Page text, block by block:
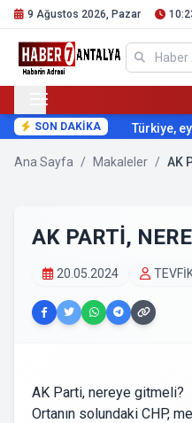
9 Ağustos 2026, Pazar
SON DAKİKA Türkiye,
Ana Sayfa / Makaleler / AK
AK PARTİ,
20.05.2024
AK Parti, nereye gitmeli?
Ortanın solundaki CHP,